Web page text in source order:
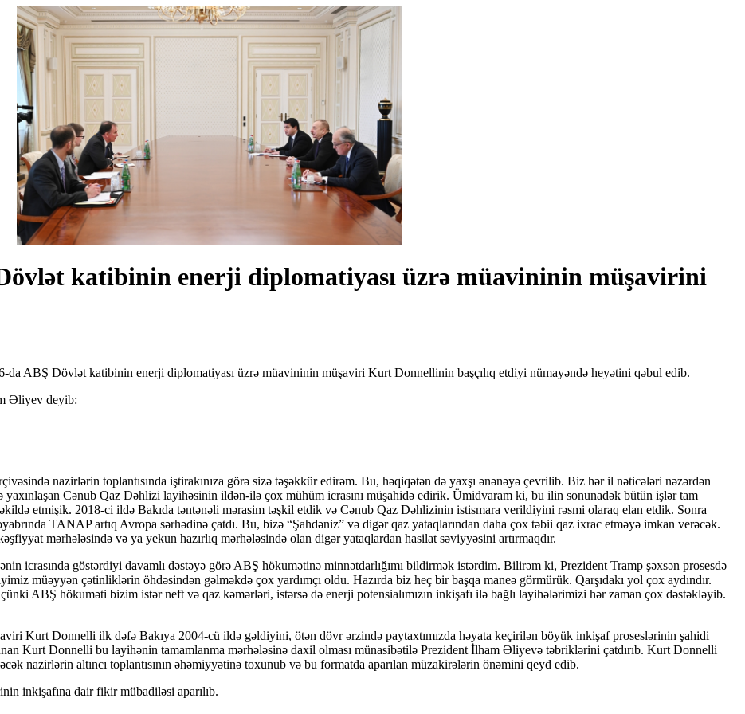
katibinin enerji diplomatiyası üzrə müavininin müşavirini
da ABŞ Dövlət katibinin enerji diplomatiyası üzrə müavininin müşaviri Kurt Donnellinin başçılıq etdiyi nümayəndə heyətini qəbul edib.
Əliyev deyib:
nazirlərin toplantısında iştirakınıza görə sizə təşəkkür edirəm. Bu, həqiqətən də yaxşı ənənəyə çevrilib. Biz hər il nəticələri nəzərdən
yaxınlaşan Cənub Qaz Dəhlizi layihəsinin ildən-ilə çox mühüm icrasını müşahidə edirik. Ümidvaram ki, bu ilin sonunadək bütün işlər tam
etmişik. 2018-ci ildə Bakıda təntənəli mərasim təşkil etdik və Cənub Qaz Dəhlizinin istismara verildiyini rəsmi olaraq elan etdik. Sonra
TANAP artıq Avropa sərhədinə çatdı. Bu, bizə “Şahdəniz” və digər qaz yataqlarından daha çox təbii qaz ixrac etməyə imkan verəcək.
mərhələsində və ya yekun hazırlıq mərhələsində olan digər yataqlardan hasilat səviyyəsini artırmaqdır.
icrasında göstərdiyi davamlı dəstəyə görə ABŞ hökumətinə minnətdarlığımı bildirmək istərdim. Bilirəm ki, Prezident Tramp şəxsən prosesdə
müəyyən çətinliklərin öhdəsindən gəlməkdə çox yardımçı oldu. Hazırda biz heç bir başqa maneə görmürük. Qarşıdakı yol çox aydındır.
ABŞ hökuməti bizim istər neft və qaz kəmərləri, istərsə də enerji potensialımızın inkişafı ilə bağlı layihələrimizi hər zaman çox dəstəkləyib.
Kurt Donnelli ilk dəfə Bakıya 2004-cü ildə gəldiyini, ötən dövr ərzində paytaxtımızda həyata keçirilən böyük inkişaf proseslərinin şahidi
Kurt Donnelli bu layihənin tamamlanma mərhələsinə daxil olması münasibətilə Prezident İlham Əliyevə təbriklərini çatdırıb. Kurt Donnelli
nazirlərin altıncı toplantısının əhəmiyyətinə toxunub və bu formatda aparılan müzakirələrin önəmini qeyd edib.
inkişafına dair fikir mübadiləsi aparılıb.